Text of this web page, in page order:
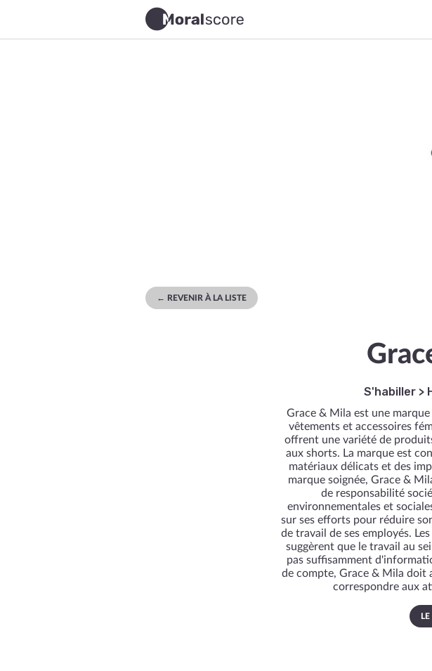
← REVENIR À LA LISTE
S'habiller>
Grace & Mila est une
vêtements et accessoires
offrent une variété de
aux shorts. La marque est
matériaux délicats et des
marque soignée, Grace &
de responsabilité
environnementales et
sur ses efforts pour réduire
de travail de ses employés.
suggèrent que le travail au
pas suffisamment
de compte, Grace & Mila doit
correspondre aux